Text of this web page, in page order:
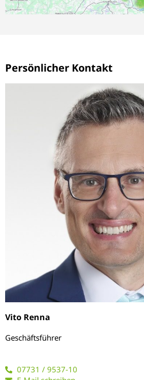
Persönlicher Kontakt
Vito Renna
Geschäftsführer
07731 / 9537-10